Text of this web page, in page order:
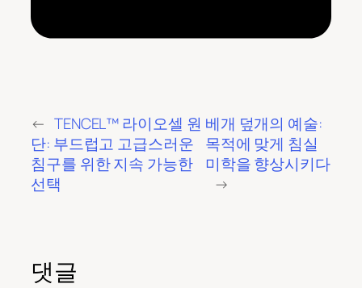
← TENCEL™ 라이오셀 원
단: 부드럽고 고급스러운
침구를 위한 지속 가능한
선택
베개 덮개의 예술:
목적에 맞게 침실
미학을 향상시키다
→
댓글